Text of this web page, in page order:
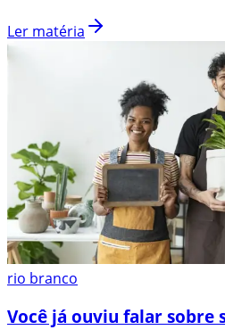
Ler matéria
rio branco
Você já ouviu falar sobre